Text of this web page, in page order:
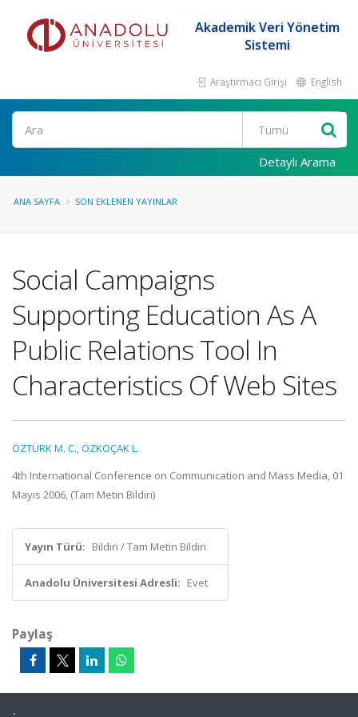
Akademik Veri Yönetim
Sistemi
Araştırmacı Girişi English
Ara
Detaylı Arama
ANA SAYFA SON EKLENEN YAYINLAR
Social Campaigns
Supporting Education As A
Public Relations Tool In
Characteristics Of Web Sites
ÖZTÜRK M. C.,ÖZKOÇAK L.
4th International Conference on Communication and Mass Media, 01
Mayıs 2006, (Tam Metin Bildiri)
Yayın Türü: Bildiri / Tam Metin Bildiri
Anadolu Üniversitesi Adresli: Evet
Paylaş